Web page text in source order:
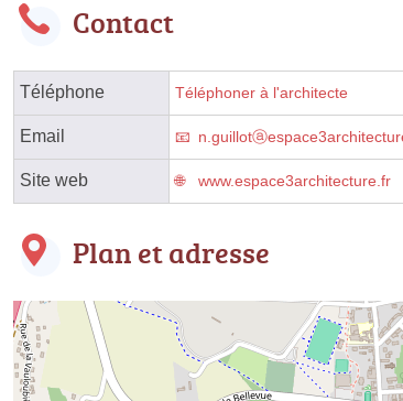
Contact
Téléphone Téléphoner à l'architecte
Email
Site web www.espace3architecture.fr
Plan et adresse